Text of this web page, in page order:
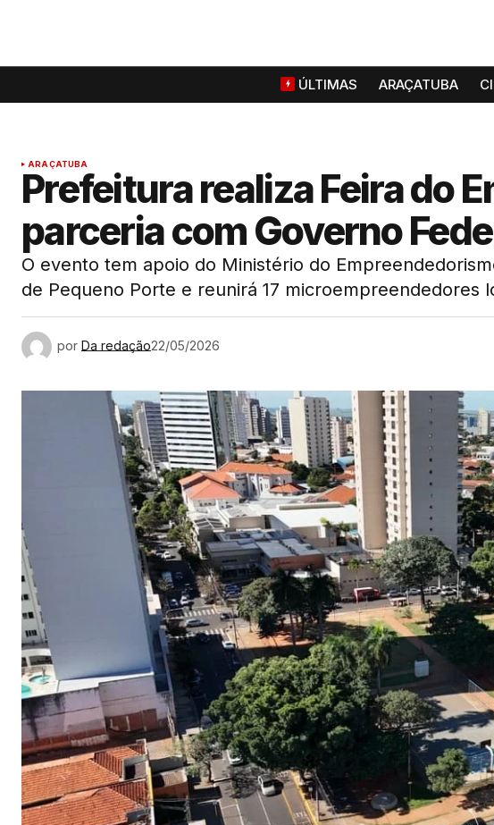
ÚLTIMAS ARAÇATUBA
ARAÇATUBA
Prefeitura realiza Feira do
parceria com Governo
O evento tem apoio do Ministério do
de Pequeno Porte e reunirá 17 microempreendedores
por Da redação22/05/2026